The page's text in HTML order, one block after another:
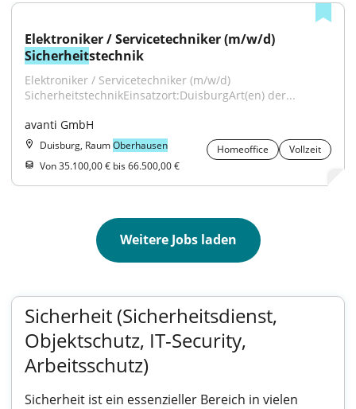
Sicherheitstechnik
Elektroniker / Servicetechniker (m/w/d)
SicherheitstechnikEinsatzort:DuisburgArt(en) der...
avanti GmbH
Duisburg, RaumOberhausen Homeoffice
Vollzeit
Von 35.100,00 € bis 66.500,00 €
Weitere Jobs laden
Sicherheit (Sicherheitsdienst,
Objektschutz, IT-Security,
Arbeitsschutz)
Sicherheit ist ein essenzieller Bereich in vielen